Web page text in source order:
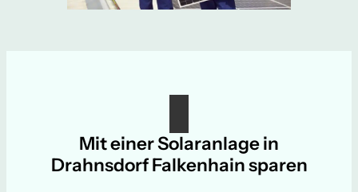
Mit einer Solaranlage in
Drahnsdorf Falkenhain sparen